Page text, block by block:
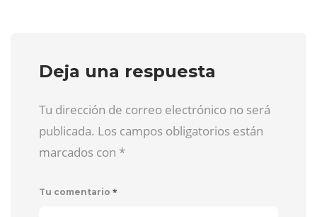
Deja una respuesta
Tu dirección de correo electrónico no será
publicada. Los campos obligatorios están
marcados con *
Tu comentario *